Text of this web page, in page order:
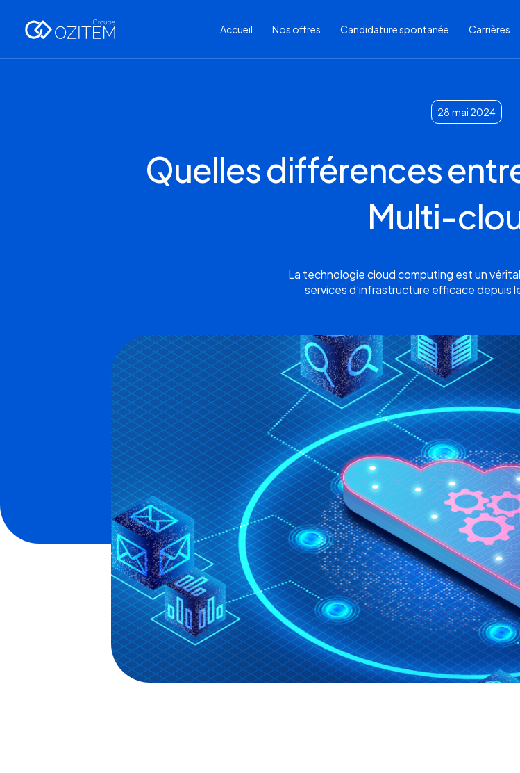
Accueil Nos offres Candidature spontanée Carrières
28 mai 2024
Quelles différences
Multi-
La technologie cloud computing est un
services d’infrastructure efficace depuis